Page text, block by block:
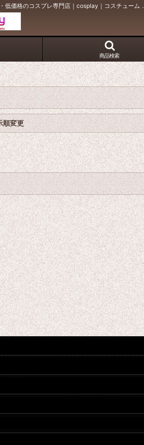
価格のコスプレ専門店｜cosplay｜コスチューム．
商品検索
順変更